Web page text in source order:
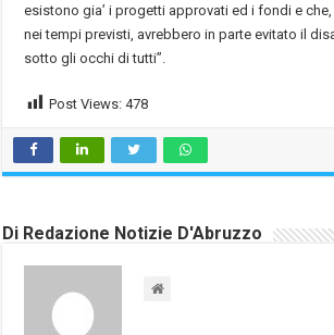
esistono gia’ i progetti approvati ed i fondi e
nei tempi previsti, avrebbero in parte evitato il
sotto gli occhi di tutti”.
Post Views: 478
Di Redazione Notizie D'Abruzzo